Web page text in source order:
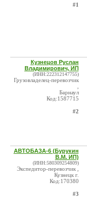
#1
Кузнецов Руслан
Владимирович, ИП
(ИНН:222312147755)
Грузовладелец-перевозчик
Барнаул
Код:1587715
#2
АВТОБАЗА-6 (Бурукин
В.М. ИП)
(ИНН:580309254809)
Экспедитор-перевозчик ,
Кузнецк г.
Код:170380
#3